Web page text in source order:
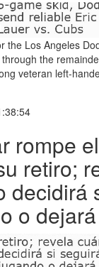
the Los Angeles
the
veteran left-
rompe
retiro;
decidirá
o